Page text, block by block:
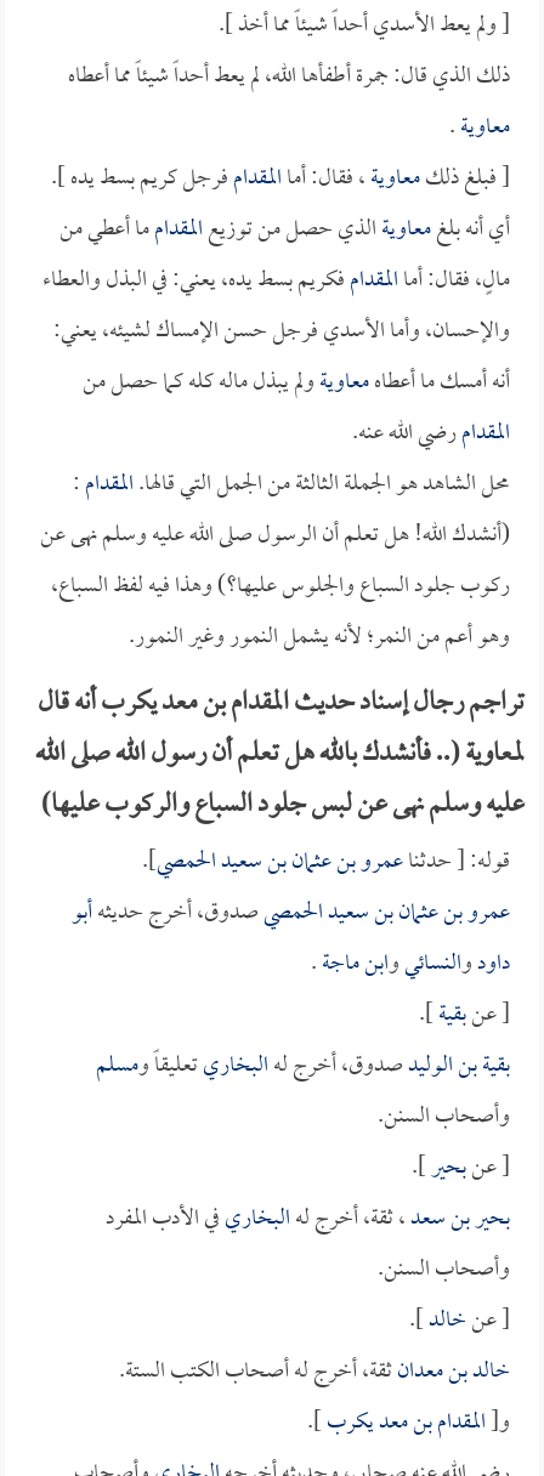
[ ولم يعط الأسدي أحداً شيئاً مما أخذ ].
ذلك الذي قال: جمرة أطفأها الله، لم يعط أحداً شيئاً مما أعطاه
معاوية.
[ فبلغ ذلكمعاوية، فقال: أماالمقدامفرجل كريم بسط يده ].
أي أنه بلغمعاويةالذي حصل من توزيعالمقدامما أعطي من
مالٍ، فقال: أماالمقدامفكريم بسط يده، يعني: في البذل والعطاء
والإحسان، وأما الأسدي فرجل حسن الإمساك لشيئه، يعني:
أنه أمسك ما أعطاهمعاويةولم يبذل ماله كله كما حصل من
المقدامرضي الله عنه.
محل الشاهد هو الجملة الثالثة من الجمل التي قالها.المقدام:
(أنشدك الله! هل تعلم أن الرسول صلى الله عليه وسلم نهى عن
ركوب جلود السباع والجلوس عليها؟) وهذا فيه لفظ السباع،
وهو أعم من النمر؛ لأنه يشمل النمور وغير النمور.
تراجم رجال إسناد حديث المقدام بن معد يكرب أنه قال
لمعاوية (.. فأنشدك بالله هل تعلم أن رسول الله صلى الله
عليه وسلم نهى عن لبس جلود السباع والركوب عليها)
قوله: [ حدثناعمرو بن عثمان بن سعيد الحمصي].
عمرو بن عثمان بن سعيد الحمصيصدوق، أخرج حديثهأبو
داودوالنسائيوابن ماجة.
[ عنبقية].
بقية بن الوليدصدوق، أخرج لهالبخاريتعليقاً ومسلم
وأصحاب السنن.
[ عنبحير].
بحير بن سعد، ثقة، أخرج لهالبخاريفي الأدب المفرد
وأصحاب السنن.
[ عنخالد].
خالد بن معدانثقة، أخرج له أصحاب الكتب الستة.
و[المقدام بن معد يكرب].